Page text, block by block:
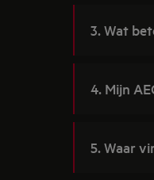
3. Wat
4. Mijn
5. Waar